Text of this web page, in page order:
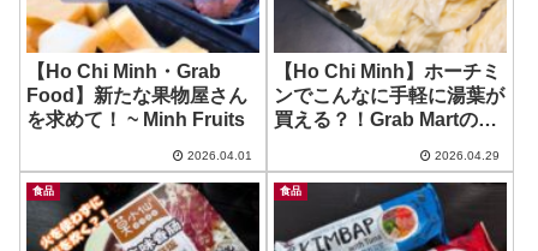
【Ho Chi Minh・Grab
Food】新たな果物屋さん
を求めて！ ~ Minh Fruits
2026.04.01
【Ho Chi Minh】ホーチミ
ンでこんなに手軽に湯葉が
買える？！Grab Martのリ
Huong / Ch Thi Nghe
2026.04.29
食品 食品